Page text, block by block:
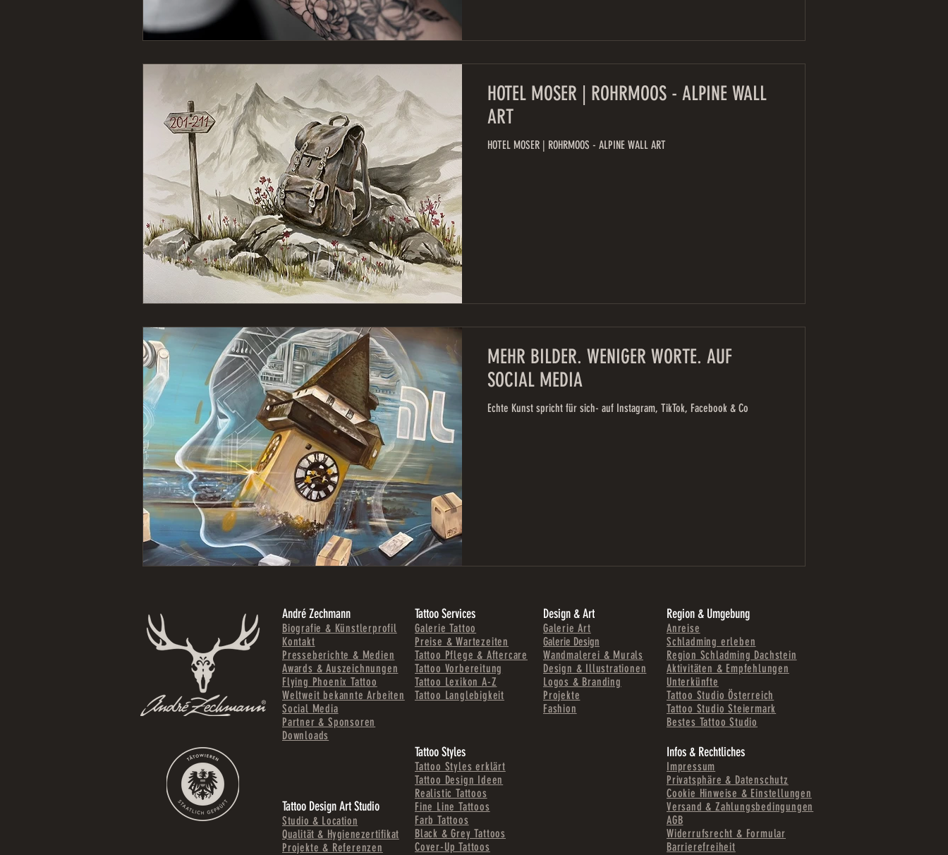
HOTEL MOSER | ROHRMOOS - ALPINE WALL
ART
HOTEL MOSER | ROHRMOOS - ALPINE WALL ART
MEHR BILDER. WENIGER WORTE. AUF
SOCIAL MEDIA
Echte Kunst spricht für sich- auf Instagram, TikTok, Facebook & Co
André Zechmann
Biografie & Künstlerprofil
Kontakt
Presseberichte & Medien
Awards & Auszeichnungen
Flying Phoenix Tattoo
Weltweit bekannte Arbeiten
Social Media
Partner & Sponsoren
Downloads
Tattoo Services
Galerie Tattoo
Preise & Wartezeiten
Tattoo Pflege & Aftercare
Tattoo Vorbereitung
Tattoo Lexikon A-Z
Tattoo Langlebigkeit
Design & Art
Galerie Art
Galerie Design
Wandmalerei & Murals
Design & Illustrationen
Logos & Branding
Projekte
Fashion
Region & Umgebung
Anreise
Schladming erleben
Region Schladming Dachstein
Aktivitäten & Empfehlungen
Unterkünfte
Tattoo StudioÖsterreich
Tattoo Studio Steiermark
Bestes Tattoo Studio
Tattoo Design Art Studio
Studio & Location
Qualität & Hygienezertifikat
Projekte & Referenzen
Tattoo Styles
Tattoo Styles erklärt
Tattoo Design Ideen
Realistic Tattoos
Fine Line Tattoos
Farb Tattoos
Black & Grey Tattoos
Cover-Up Tattoos
Infos & Rechtliches
Impressum
Privatsphäre & Datenschutz
Cookie Hinweise & Einstellungen
Versand & Zahlungsbedingungen
AGB
Widerrufsrecht & Formular
Barrierefreiheit